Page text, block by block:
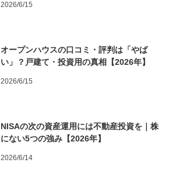
2026/6/15
オープンハウスの口コミ・評判は「やば
い」？戸建て・投資用の真相【2026年】
2026/6/15
NISAの次の資産運用には不動産投資を｜株
にない5つの強み【2026年】
2026/6/14